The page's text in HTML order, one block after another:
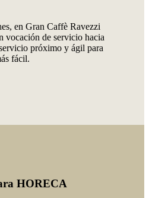
en Gran Caffè Ravezzi
vocación de servicio hacia
próximo y ágil para
fácil.
HORECA